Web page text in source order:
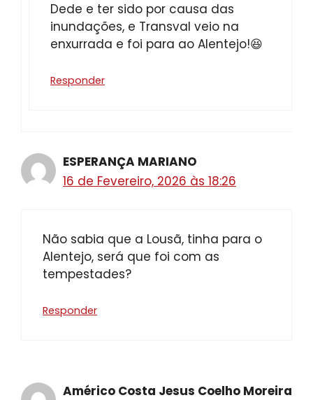
Dede e ter sido por causa das
inundações, e Transval veio na
enxurrada e foi para ao Alentejo!😆
Responder
ESPERANÇA MARIANO
16 de Fevereiro, 2026 às 18:26
Não sabia que a Lousã, tinha para o
Alentejo, será que foi com as
tempestades?
Responder
Américo Costa Jesus Coelho Moreira